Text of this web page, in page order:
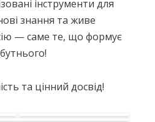
інструменти для
знання та живе
— саме те, що формує
та цінний досвід!